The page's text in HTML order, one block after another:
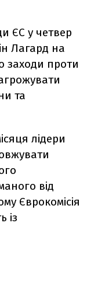
ЄС у четвер
Лагард на
заходи проти
та
лідери
від
Єврокомісія
із